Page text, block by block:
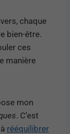
chaque
bien-être.
ces
manière
mon
. C’est
rééquilibrer